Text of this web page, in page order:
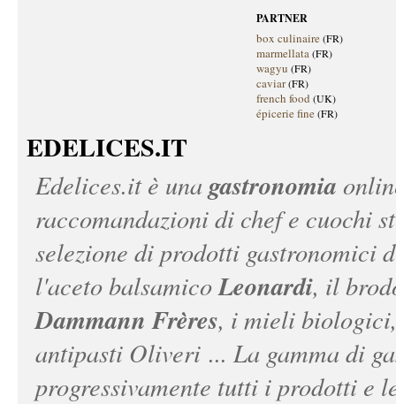
PARTNER
box culinaire(FR)
marmellata(FR)
wagyu (FR)
caviar(FR)
french food (UK)
épicerie fine(FR)
EDELICES.IT
Edelices.itè una gastronomia
raccomandazioni di chef e cuochi
selezione di prodotti gastronomici
l'aceto balsamicoLeonardi, il
Dammann Frères, i mieli
antipasti Oliveri ... La gamma di
progressivamente tutti i prodotti e